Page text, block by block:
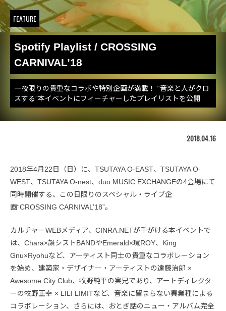
FEATURE
Spotify Playlist / CROSSING
CARNIVAL’18
一夜限りの貴重なコラボや特別企画が満載！ “音楽と人がクロ
スする”本イベントにフィーチャーしたプレイリストを公開
2018.04.16
2018年4月22日（日）に、TSUTAYA O-EAST、TSUTAYA O-
WEST、TSUTAYA O-nest、duo MUSIC EXCHANGEの4会場にて
同時開催する、この日限りのスペシャル・ライブ企
画“CROSSING CARNIVAL’18”。
カルチャーWEBメディア、CINRA.NETが手がける本イベントで
は、Chara×韻シストBANDやEmerald×環ROY、King
Gnu×Ryohuなど、アーティスト同士の貴重なコラボレーション
を始め、建築家・デザイナー・アーティストの遠藤治郎 ×
Awesome City Club、牧野純平の実兄であり、アートディレクタ
ーの牧野正幸 × LILI LIMITなど、音楽に留まらない異業種による
コラボレーション、さらには、おとぎ話のニュー・アルバム完全